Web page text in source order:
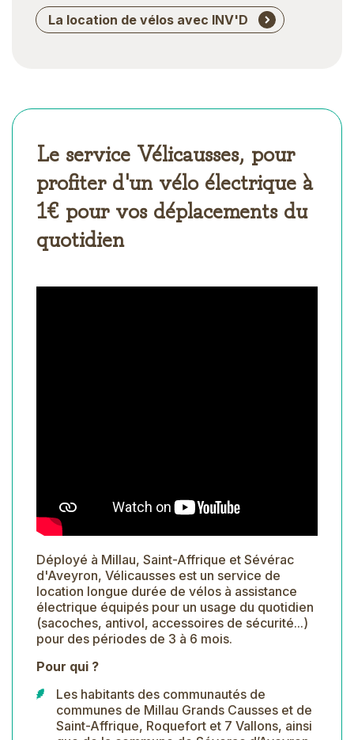
La location de vélos avec INV'D
Le service Vélicausses, pour
profiter d'un vélo électrique à
1€ pour vos déplacements du
quotidien
Déployé à Millau, Saint-Affrique et Sévérac
d'Aveyron, Vélicausses est un service de
location longue durée de vélos à assistance
électrique équipés pour un usage du quotidien
(sacoches, antivol, accessoires de sécurité...)
pour des périodes de 3 à 6 mois.
Pour qui ?
Les habitants des communautés de
communes de Millau Grands Causses et de
Saint-Affrique, Roquefort et 7 Vallons, ainsi